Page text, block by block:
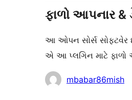
ફાળો આપનાર &
આ ઓપન સોર્સ સોફ્ટવેર
એ આ પ્લગિન માટે ફાળો
ફાળો
mbabar86mish